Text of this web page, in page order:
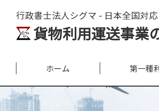
行政書士法人シグマ - 日本全国対応
貨物利用運送事業
ホーム 第一種